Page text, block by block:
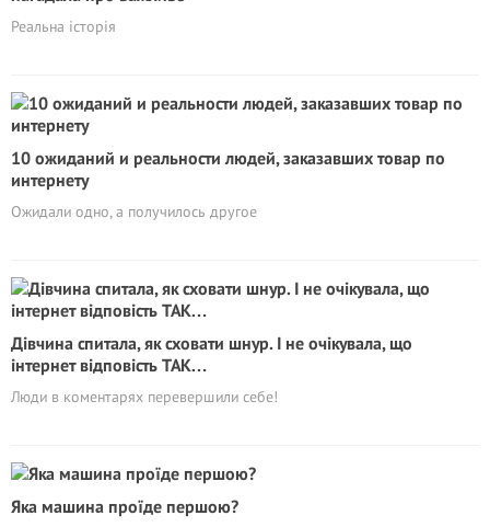
Реальна історія
10 ожиданий и реальности людей, заказавших товар по
интернету
Ожидали одно, а получилось другое
Дівчина спитала, як сховати шнур. І не очікувала, що
інтернет відповість ТАК…
Люди в коментарях перевершили себе!
Яка машина проїде першою?